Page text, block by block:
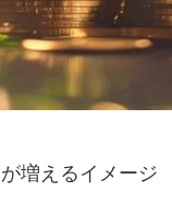
増えるイメージ